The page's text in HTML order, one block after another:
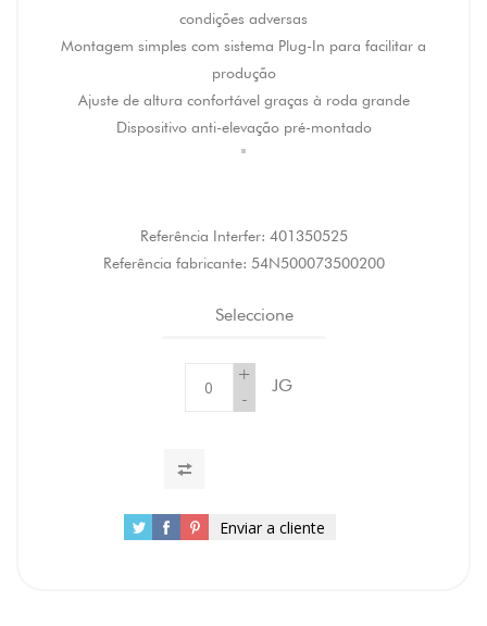
condições adversas
Montagem simples com sistema Plug-In para facilitar a
produção
Ajuste de altura confortável graças à roda grande
Dispositivo anti-elevação pré-montado
"
Referência Interfer: 401350525
Referência fabricante: 54N500073500200
Seleccione
+
-
JG
Enviar a cliente